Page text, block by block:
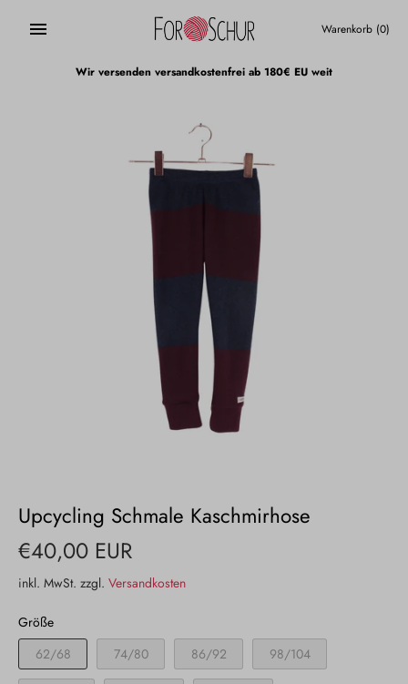
Warenkorb (0)
Wir versenden versandkostenfrei ab 180€ EU weit
Upcycling Schmale Kaschmirhose
€40,00 EUR
inkl. MwSt. zzgl. Versandkosten
Größe
62/68
74/80 86/92 98/104